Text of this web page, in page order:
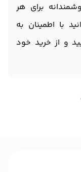
برای هر
با اطمینان به
و از خرید خود